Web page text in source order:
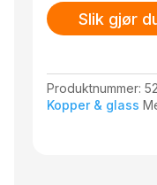
Slik gjør
Produktnummer:
Kopper & glass